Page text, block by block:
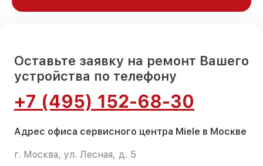
Оставьте заявку на ремонт Вашего
устройства по телефону
+7 (495) 152-68-30
Адрес офиса сервисного центра Miele в Москве
г. Москва, ул. Лесная, д. 5